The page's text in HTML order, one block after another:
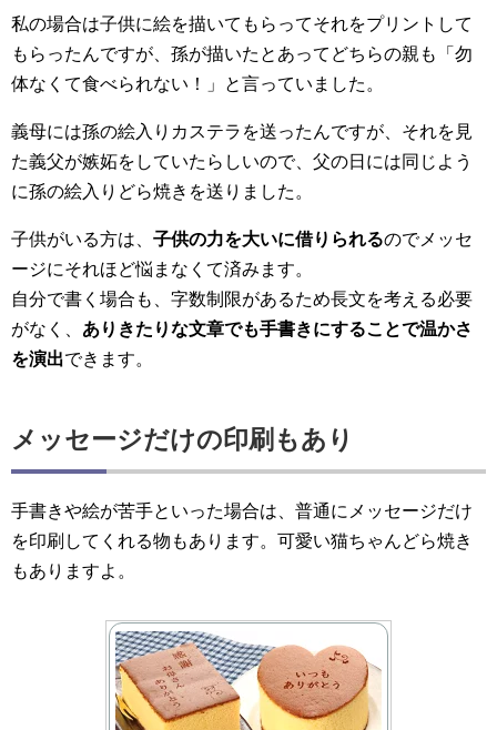
私の場合は子供に絵を描いてもらってそれをプリントして
もらったんですが、孫が描いたとあってどちらの親も「勿
体なくて食べられない！」と言っていました。
義母には孫の絵入りカステラを送ったんですが、それを見
た義父が嫉妬をしていたらしいので、父の日には同じよう
に孫の絵入りどら焼きを送りました。
子供がいる方は、 子供の力を大いに借りられるのでメッセ
ージにそれほど悩まなくて済みます。
自分で書く場合も、字数制限があるため長文を考える必要
がなく、 ありきたりな文章でも手書きにすることで温かさ
を演出できます。
メッセージだけの印刷もあり
手書きや絵が苦手といった場合は、普通にメッセージだけ
を印刷してくれる物もあります。可愛い猫ちゃんどら焼き
もありますよ。